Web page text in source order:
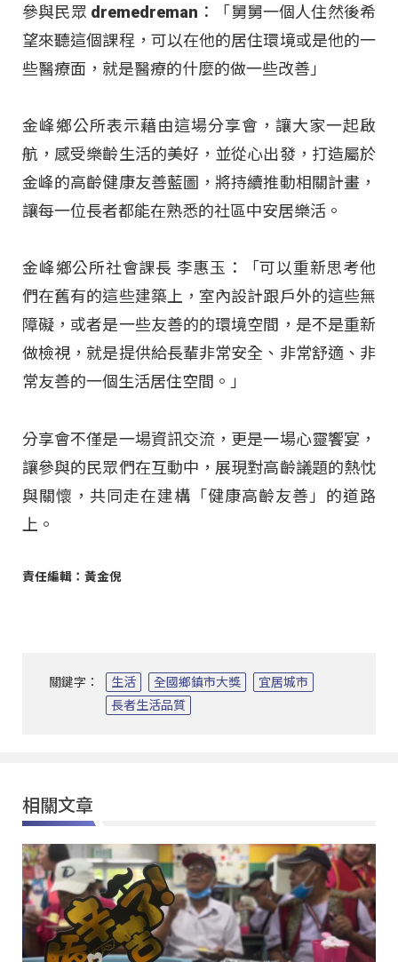
參與民眾 dremedreman：「舅舅一個人住然後希
望來聽這個課程，可以在他的居住環境或是他的一
些醫療面，就是醫療的什麼的做一些改善」
金峰鄉公所表示藉由這場分享會，讓大家一起啟
航，感受樂齡生活的美好，並從心出發，打造屬於
金峰的高齡健康友善藍圖，將持續推動相關計畫，
讓每一位長者都能在熟悉的社區中安居樂活。
金峰鄉公所社會課長 李惠玉：「可以重新思考他
們在舊有的這些建築上，室內設計跟戶外的這些無
障礙，或者是一些友善的的環境空間，是不是重新
做檢視，就是提供給長輩非常安全、非常舒適、非
常友善的一個生活居住空間。」
分享會不僅是一場資訊交流，更是一場心靈饗宴，
讓參與的民眾們在互動中，展現對高齡議題的熱忱
與關懷，共同走在建構「健康高齡友善」的道路
上。
責任編輯：黃金倪
關鍵字： 生活 全國鄉鎮市大獎
宜居城市
長者生活品質
相關文章